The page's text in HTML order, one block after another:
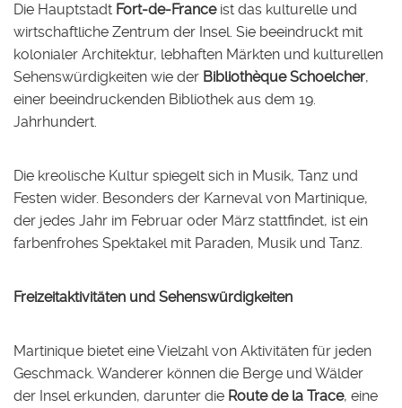
Die Hauptstadt Fort-de-Franceist das kulturelle und
wirtschaftliche Zentrum der Insel. Sie beeindruckt mit
kolonialer Architektur, lebhaften Märkten und kulturellen
Sehenswürdigkeiten wie der Bibliothèque Schoelcher,
einer beeindruckenden Bibliothek aus dem 19.
Jahrhundert.
Die kreolische Kultur spiegelt sich in Musik, Tanz und
Festen wider. Besonders der Karneval von Martinique,
der jedes Jahr im Februar oder März stattfindet, ist ein
farbenfrohes Spektakel mit Paraden, Musik und Tanz.
Freizeitaktivitäten und Sehenswürdigkeiten
Martinique bietet eine Vielzahl von Aktivitäten für jeden
Geschmack. Wanderer können die Berge und Wälder
der Insel erkunden, darunter die Route de la Trace, eine